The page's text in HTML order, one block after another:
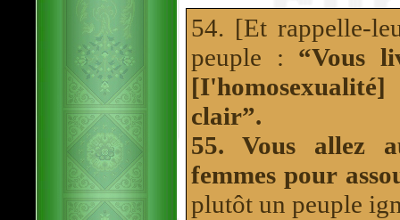
54. [Et rappelle-
peuple : “Vous
clair”.
55. Vous allez
femmes pour
plutôt un peuple